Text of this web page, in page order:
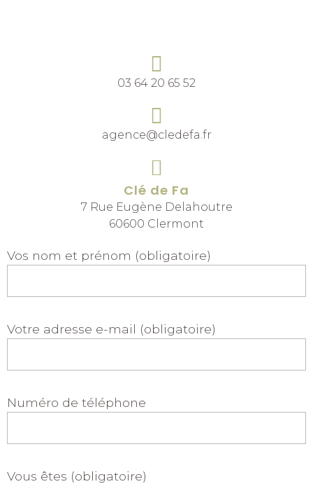
03 64 20 65 52
agence@cl edefa.fr
Clé de Fa
7 Rue Eugène Delahoutre
60600 Clermont
Vos nom et prénom (obligatoire)
Votre adresse e-mail (obligatoire)
Numéro de téléphone
Vous êtes (obligatoire)